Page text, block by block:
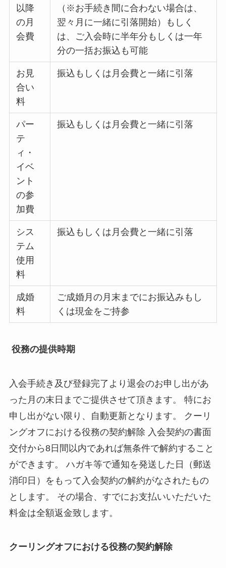
以降
の月
会費
（※お手続き間に合わない場合は、
翌々月に一緒に引落開始）もしく
は、ご入会時に半年分もしくは一年
分の一括お振込も可能
お見
合い
料
振込もしくは月会費と一緒に引落
パー
テ
ィ・
イベ
ント
の参
加費
振込もしくは月会費と一緒に引落
シス
テム
使用
料
振込もしくは月会費と一緒に引落
成婚
料
ご成婚月の月末までにお振込みもし
くは現金をご持参
役務の提供時期
入会手続き及び登録完了より退会のお申し出があ
った月の末日までご提供させて頂きます。 特にお
申し出がない限り、自動更新となります。 クーリ
ングオフにおける役務の契約解除 入会契約の書面
交付から8日間以内であれば無条件で解約すること
ができます。 ハガキ等で通知を発送した日（郵送
消印日）をもって入会契約の解約がなされたもの
とします。 その場合、すでにお支払いいただいた
料金は全額返金致します。
クーリングオフにおける役務の契約解除